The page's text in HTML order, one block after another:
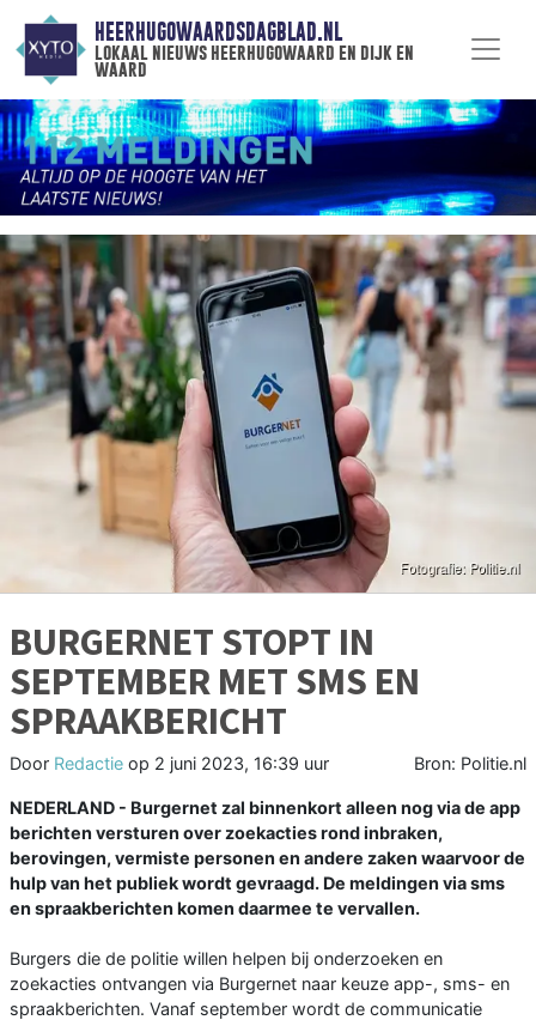
HEERHUGOWAARDSDAGBLAD.NL
lokaal nieuws heerhugowaard en dijk en
waard
BURGERNET STOPT IN
SEPTEMBER MET SMS EN
SPRAAKBERICHT
Door Redactie op 2 juni 2023, 16:39 uur Bron: Politie.nl
NEDERLAND - Burgernet zal binnenkort alleen nog via de app
berichten versturen over zoekacties rond inbraken,
berovingen, vermiste personen en andere zaken waarvoor de
hulp van het publiek wordt gevraagd. De meldingen via sms
en spraakberichten komen daarmee te vervallen.
Burgers die de politie willen helpen bij onderzoeken en
zoekacties ontvangen via Burgernet naar keuze app-, sms- en
spraakberichten. Vanaf september wordt de communicatie